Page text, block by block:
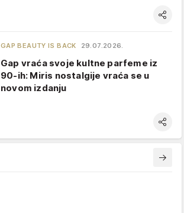
GAP BEAUTY IS BACK 29.07.2026.
Gap vraća svoje kultne parfeme iz
90-ih: Miris nostalgije vraća se u
novom izdanju